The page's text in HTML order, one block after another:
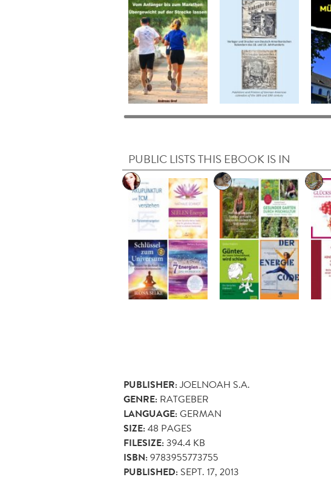
PUBLIC LISTS THIS EBOOK IS IN
PUBLISHER:JOELNOAH S.A.
GENRE: RATGEBER
LANGUAGE:GERMAN
SIZE:48 PAGES
FILESIZE:394.4 KB
ISBN:9783955773755
PUBLISHED: SEPT. 17, 2013